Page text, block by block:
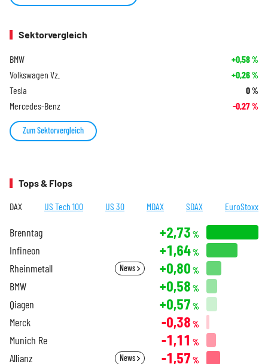
Sektorvergleich
BMW +0,58%
Volkswagen Vz. +0,26%
Tesla 0%
Mercedes-Benz -0,27%
Zum Sektorvergleich
Tops & Flops
DAX US Tech 100 US 30 MDAX SDAX EuroStoxx
Brenntag +2,73 %
Infineon +1,64%
Rheinmetall News +0,80 %
BMW +0,58 %
Qiagen +0,57 %
Merck -0,38 %
Munich Re -1,11 %
Allianz News -1,57 %